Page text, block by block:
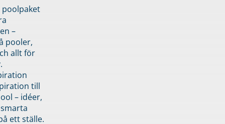
–
pooler,
allt för
till
– idéer,
ett ställe.